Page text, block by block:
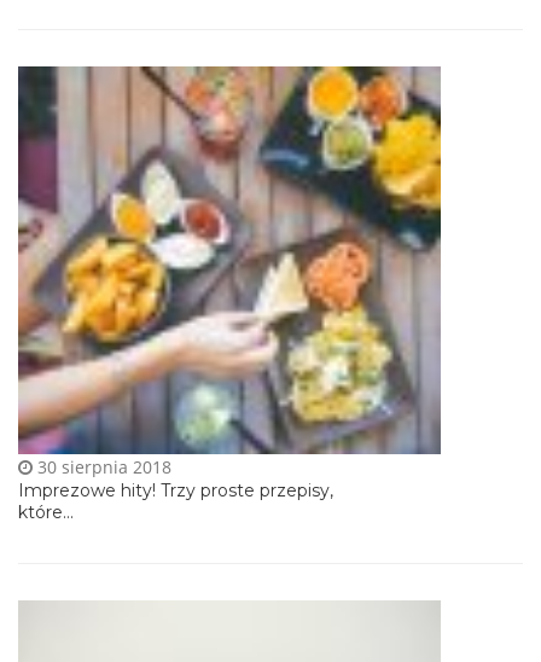
Imprezowe hity! Trzy proste przepisy,
które...
30 sierpnia 2018